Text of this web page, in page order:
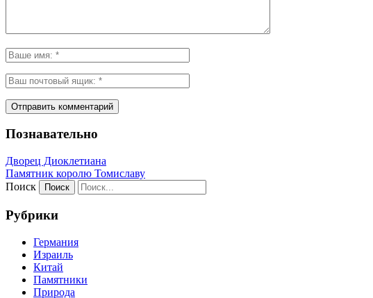
Познавательно
Дворец Диоклетиана
Памятник королю Томиславу
Поиск
Рубрики
Германия
Израиль
Китай
Памятники
Природа